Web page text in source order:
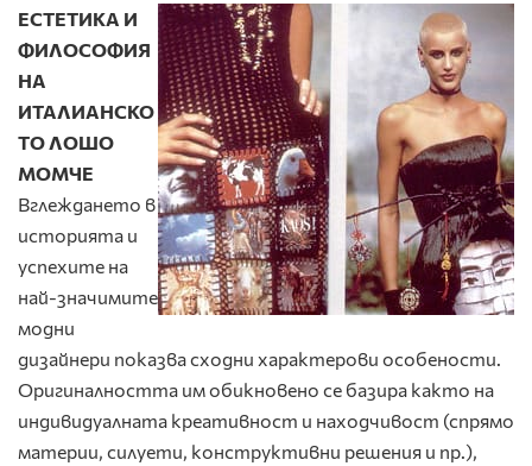
ЕСТЕТИКА И
ФИЛОСОФИЯ
НА
ИТАЛИАНСКО
ТО ЛОШО
МОМЧЕ
Вглеждането в
историята и
успехите на
най-значимите
модни
дизайнери показва сходни характерови особености.
Оригиналността им обикновено се базира както на
индивидуалната креативност и находчивост (спрямо
материи, силуети, конструктивни решения и пр.),